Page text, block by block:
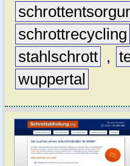
schrottrecycling
stahlschrott ,
wuppertal